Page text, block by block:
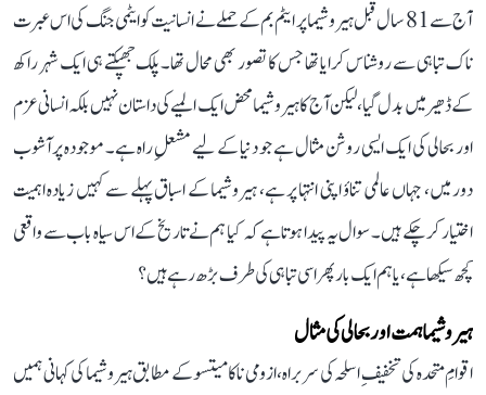
آج سے 81 سال قبل ہیروشیما پر ایٹم بم کے حملے نے انسانیت کو ایٹمی جنگ کی اس عبرت
ناک تباہی سے روشناس کرایا تھا جس کا تصور بھی محال تھا۔ پلک جھپکتے ہی ایک شہر راکھ
کے ڈھیر میں بدل گیا، لیکن آج کا ہیروشیما محض ایک المیے کی داستان نہیں بلکہ انسانی عزم
اور بحالی کی ایک ایسی روشن مثال ہے جو دنیا کے لیے مشعلِ راہ ہے۔ موجودہ پرآشوب
دور میں، جہاں عالمی تناؤ اپنی انتہا پر ہے، ہیروشیما کے اسباق پہلے سے کہیں زیادہ اہمیت
اختیار کر چکے ہیں۔ سوال یہ پیدا ہوتا ہے کہ کیا ہم نے تاریخ کے اس سیاہ باب سے واقعی
کچھ سیکھا ہے، یا ہم ایک بار پھر اسی تباہی کی طرف بڑھ رہے ہیں؟
ہیروشیما ہمت اور بحالی کی مثال
اقوامِ متحدہ کی تخفیفِ اسلحہ کی سربراہ، ازومی ناکامیتسو کے مطابق ہیروشیما کی کہانی ہمیں